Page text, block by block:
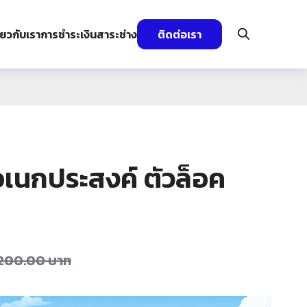
วกับเราการชำระเงินสาระช่าง ติดต่อเรา
นกประสงค์ ตัวล็อค
บาท